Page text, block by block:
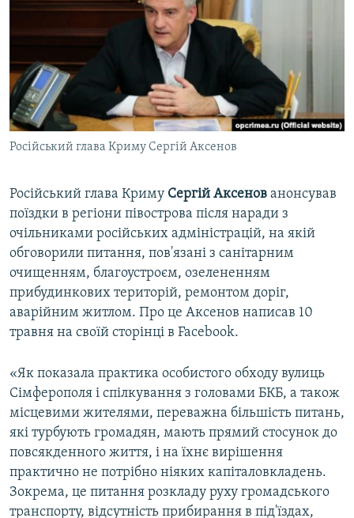
ДЕПОРТАЦІЯ
СВІДЧЕННЯ ОКУПАЦІЇ
УКРАЇНСЬКА ПРОБЛЕМА КРИМУ
ІНФОГРАФІКА
ЯК ОБІЙТИ БЛОКУВАННЯ
Qırımtatar
ДОЛУЧАЙСЯ!
Усі сайти RFE/RL
Російський глава Криму Сергій Аксенов
Російський глава Криму Сергій Аксенов анонсував
поїздки в регіони півострова після наради з
очільниками російських адміністрацій, на якій
обговорили питання, пов'язані з санітарним
очищенням, благоустроєм, озелененням
прибудинкових територій, ремонтом доріг,
аварійним житлом. Про це Аксенов написав 10
травня на своїй сторінці в Facebook.
«Як показала практика особистого обходу вулиць
Сімферополя і спілкування з головами БКБ, а також
місцевими жителями, переважна більшість питань,
які турбують громадян, мають прямий стосунок до
повсякденного життя, і на їхнє вирішення
практично не потрібно ніяких капіталовкладень.
Зокрема, це питання розкладу руху громадського
транспорту, відсутність прибирання в під'їздах,